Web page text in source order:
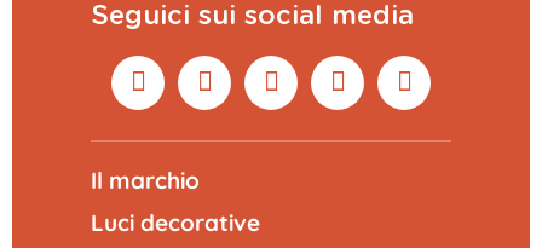
Seguici sui social media
Il marchio
Luci decorative